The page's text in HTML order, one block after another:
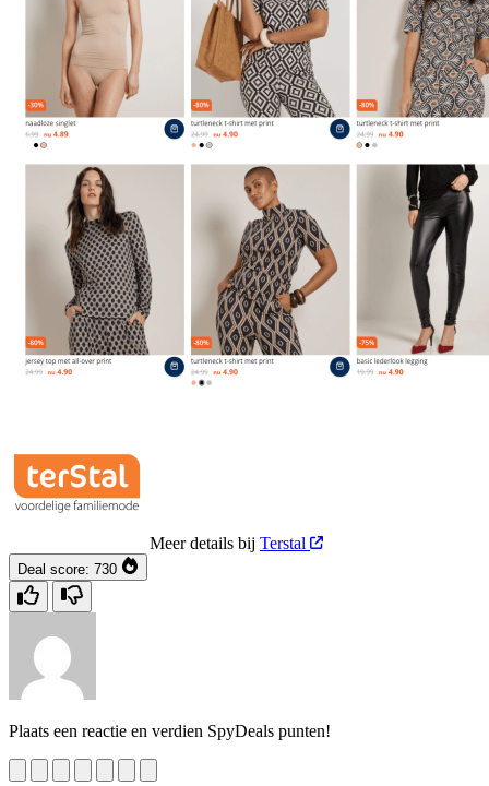
Meer details bij Terstal
Deal score: 730
Plaats een reactie en verdien SpyDeals punten!